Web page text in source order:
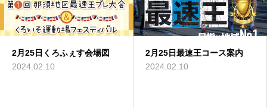
2月25日くろふぇす会場図
2024.02.10
2月25日最速王コース案内
2024.02.10
2月25日最速王コース案内
2024.02.10